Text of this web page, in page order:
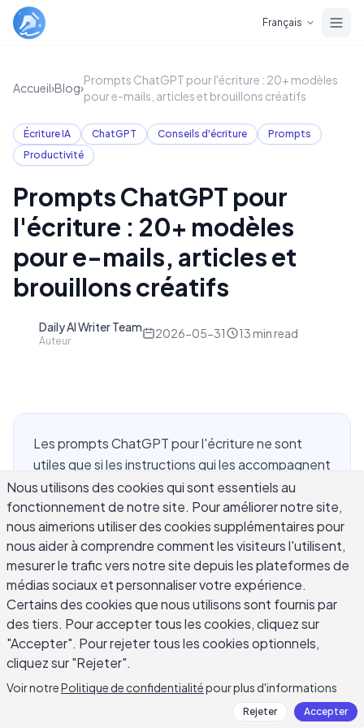
Français
Accueil›Blog›
Prompts ChatGPT pour l'écriture : 20+ modèles
pour e-mails, articles et brouillons créatifs
Écriture IA ChatGPT Conseils d'écriture
Prompts
Productivité
Prompts ChatGPT pour
l'écriture : 20+ modèles
pour e-mails, articles et
brouillons créatifs
Daily AI Writer Team
Auteur
2026-05-31 13 min read
Les prompts ChatGPT pour l'écriture ne sont
utiles que si les instructions qui les accompagnent
sont claires et précises. Une demande vague
produit un brouillon vague. Une demande
structurée et spécifique produit quelque chose
que vous pouvez réellement utiliser, que vous
écriviez un e-mail de prospection, rédiger un
article de blog, faire un brainstorming d'idées
d'histoires, ou retravailler un paragraphe qui
n'accroche pas. Ce guide explique l'anatomie
d'un prompt d'écriture efficace, puis propose des
modèles pratiques pour les tâches les plus
courantes : e-mails, articles, brouillons créatifs et
révisions. Arrivez à un brouillon de travail plus
Nous utilisons des cookies qui sont essentiels au
fonctionnement de notre site. Pour améliorer notre site,
nous aimerions utiliser des cookies supplémentaires pour
nous aider à comprendre comment les visiteurs l'utilisent,
mesurer le trafic vers notre site depuis les plateformes de
médias sociaux et personnaliser votre expérience.
Certains des cookies que nous utilisons sont fournis par
des tiers. Pour accepter tous les cookies, cliquez sur
"Accepter". Pour rejeter tous les cookies optionnels,
cliquez sur "Rejeter".
Voir notrePolitique de confidentialitépour plus d'informations
Rejeter Accepter